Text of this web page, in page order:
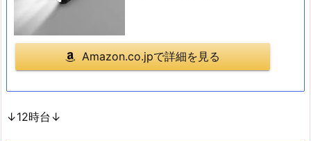
Amazon.co.jpで詳細を見る
↓12時台↓